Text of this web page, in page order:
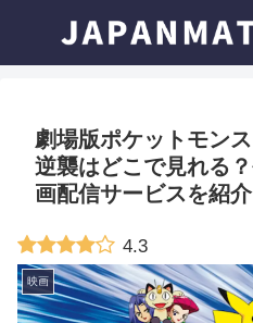
劇場版ポケットモン
逆襲はどこで見れる
画配信サービスを紹介
4.3
映画